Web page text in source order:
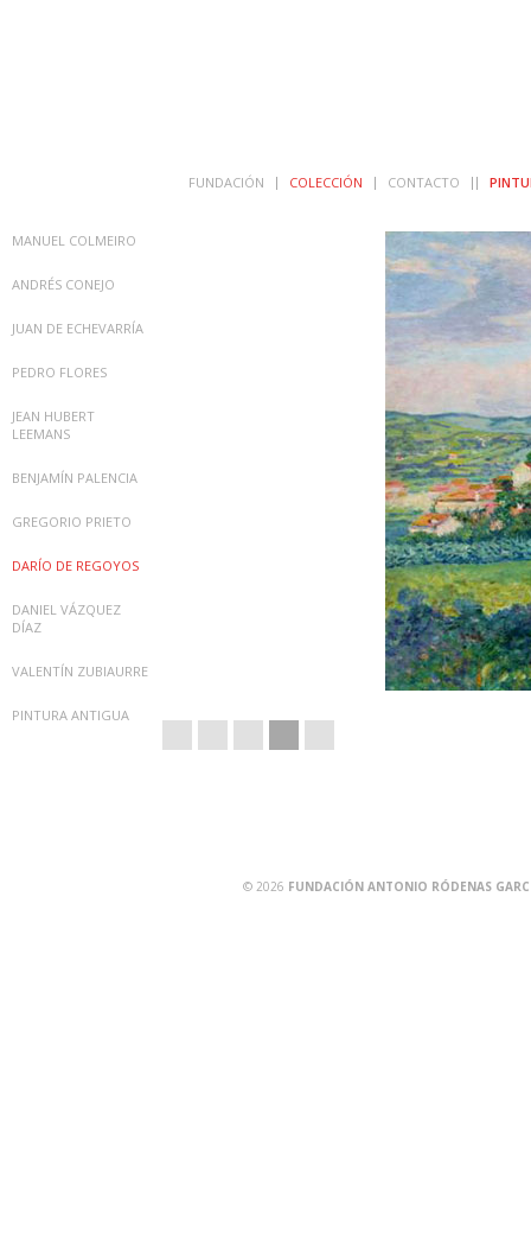
FUNDACIÓN COLECCIÓN CONTACTO
MANUEL COLMEIRO
ANDRÉS CONEJO
JUAN DE ECHEVARRÍA
PEDRO FLORES
JEAN HUBERT
LEEMANS
BENJAMÍN PALENCIA
GREGORIO PRIETO
DARÍO DE REGOYOS
DANIEL VÁZQUEZ
DÍAZ
VALENTÍN ZUBIAURRE
PINTURA ANTIGUA
© 2026 FUNDACIÓN ANTONIO RÓDENAS